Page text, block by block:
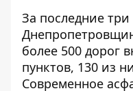
За последние три
более 500 дорог
пунктов, 130 из
Современное